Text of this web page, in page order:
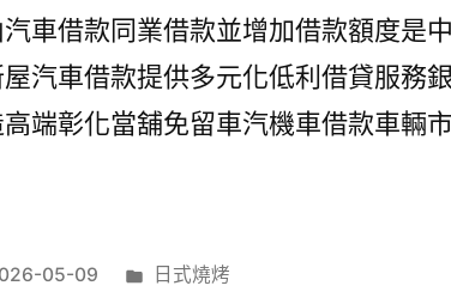
車借款同業借款並增加借款額度是
汽車借款提供多元化低利借貸服務
端彰化當舖免留車汽機車借款車輛
05-09
分
日式燒烤